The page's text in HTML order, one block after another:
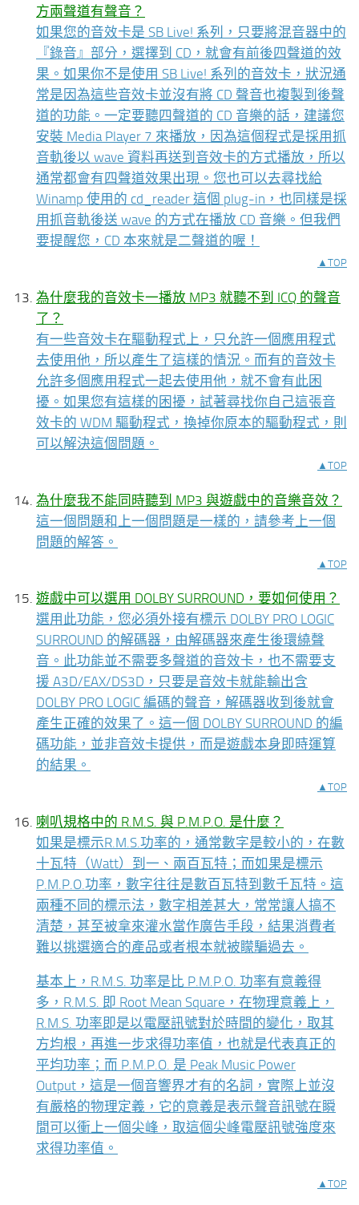
方兩聲道有聲音？
如果您的音效卡是 SB Live! 系列，只要將混音器中的
『錄音』部分，選擇到 CD，就會有前後四聲道的效
果。如果你不是使用 SB Live! 系列的音效卡，狀況通
常是因為這些音效卡並沒有將 CD 聲音也複製到後聲
道的功能。一定要聽四聲道的 CD 音樂的話，建議您
安裝 Media Player 7 來播放，因為這個程式是採用抓
音軌後以 wave 資料再送到音效卡的方式播放，所以
通常都會有四聲道效果出現。您也可以去尋找給
Winamp 使用的 cd_reader 這個 plug-in，也同樣是採
用抓音軌後送 wave 的方式在播放 CD 音樂。但我們
要提醒您，CD 本來就是二聲道的喔！
▲TOP
為什麼我的音效卡一播放 MP3 就聽不到 ICQ 的聲音
了？
有一些音效卡在驅動程式上，只允許一個應用程式
去使用他，所以產生了這樣的情況。而有的音效卡
允許多個應用程式一起去使用他，就不會有此困
擾。如果您有這樣的困擾，試著尋找你自己這張音
效卡的 WDM 驅動程式，換掉你原本的驅動程式，則
可以解決這個問題。
▲TOP
為什麼我不能同時聽到 MP3 與遊戲中的音樂音效？
這一個問題和上一個問題是一樣的，請參考上一個
問題的解答。
▲TOP
遊戲中可以選用 DOLBY SURROUND，要如何使用？
選用此功能，您必須外接有標示 DOLBY PRO LOGIC
SURROUND 的解碼器，由解碼器來產生後環繞聲
音。此功能並不需要多聲道的音效卡，也不需要支
援 A3D/EAX/DS3D，只要是音效卡就能輸出含
DOLBY PRO LOGIC 編碼的聲音，解碼器收到後就會
產生正確的效果了。這一個 DOLBY SURROUND 的編
碼功能，並非音效卡提供，而是遊戲本身即時運算
的結果。
▲TOP
喇叭規格中的 R.M.S. 與 P.M.P.O. 是什麼？
如果是標示R.M.S.功率的，通常數字是較小的，在數
十瓦特（Watt）到一、兩百瓦特；而如果是標示
P.M.P.O.功率，數字往往是數百瓦特到數千瓦特。這
兩種不同的標示法，數字相差甚大，常常讓人搞不
清楚，甚至被拿來灌水當作廣告手段，結果消費者
難以挑選適合的產品或者根本就被矇騙過去。
基本上，R.M.S. 功率是比 P.M.P.O. 功率有意義得
多，R.M.S. 即 Root Mean Square，在物理意義上，
R.M.S. 功率即是以電壓訊號對於時間的變化，取其
方均根，再進一步求得功率值，也就是代表真正的
平均功率；而 P.M.P.O. 是 Peak Music Power
Output，這是一個音響界才有的名詞，實際上並沒
有嚴格的物理定義，它的意義是表示聲音訊號在瞬
間可以衝上一個尖峰，取這個尖峰電壓訊號強度來
求得功率值。
▲TOP